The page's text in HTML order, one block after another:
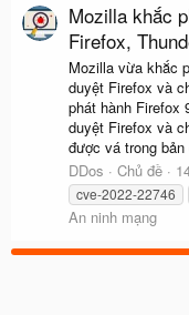
Mozilla khắc
Firefox,
Mozilla vừa khắc
duyệt Firefox và
phát hành Firefox
duyệt Firefox và
được vá trong
DDos
Chủ đề
cve-2022-22746
An ninh mạng